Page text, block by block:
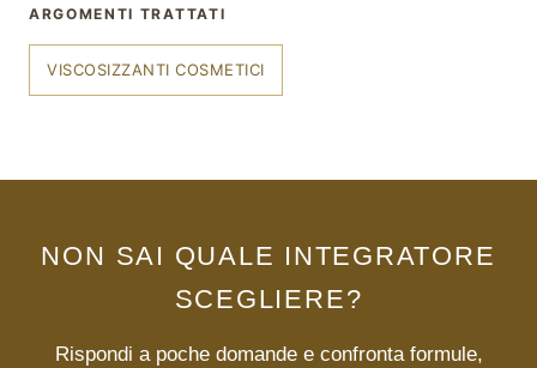
ARGOMENTI TRATTATI
VISCOSIZZANTI COSMETICI
NON SAI QUALE INTEGRATORE
SCEGLIERE?
Rispondi a poche domande e confronta formule,